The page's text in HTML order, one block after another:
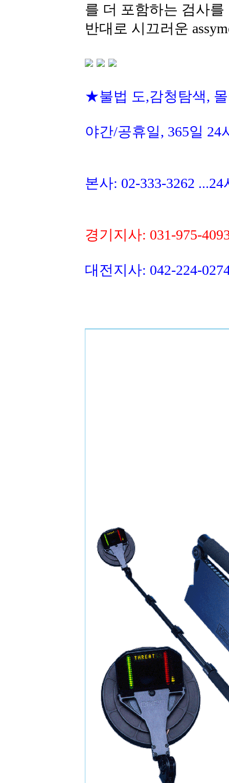
를 더 포함하는 검사
반대로 시끄러운
★불법 도,감청탐색,
야간/공휴일, 365일 24
본사: 02-333-3262
경기지사: 031-975-
대전지사: 042-224-